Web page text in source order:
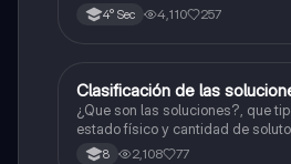
4° Sec 4,110 257
Química
Clasificación de las
¿Que son las soluciones?, que
estado físico y cantidad de soluto
8 2,108 77